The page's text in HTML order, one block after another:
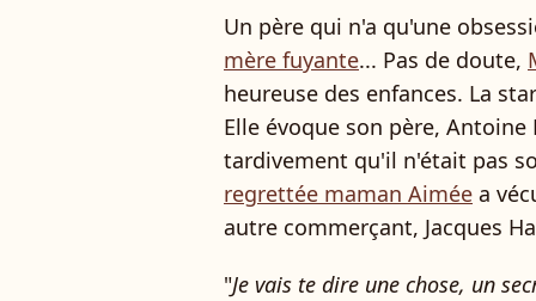
Un père qui n'a qu'une
mère fuyante... Pas de doute,
heureuse des enfances. La
Elle évoque son père,
tardivement qu'il n'était pas
regrettée maman Aimée a
autre commerçant, Jacques
"Je vais te dire une chose, un